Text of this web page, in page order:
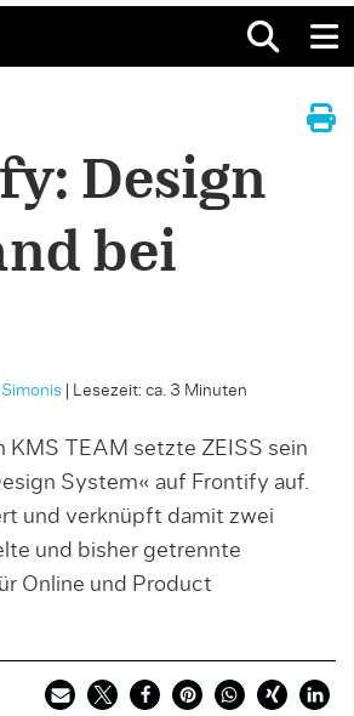
Design
bei
Lesezeit: ca. 3 Minuten
TEAM setzte ZEISS sein
System« auf Frontify auf.
und verknüpft damit zwei
und bisher getrennte
Online und Product